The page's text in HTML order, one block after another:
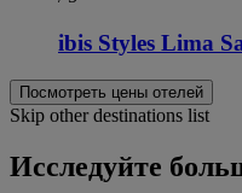
ibis Styles Lima
Посмотреть цены отелей
Skip other destinations list
Исследуйте